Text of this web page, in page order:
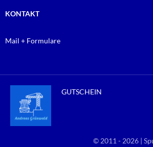
KONTAKT
Mail + Formulare
GUTSCHEIN
© 2011 - 2026 |